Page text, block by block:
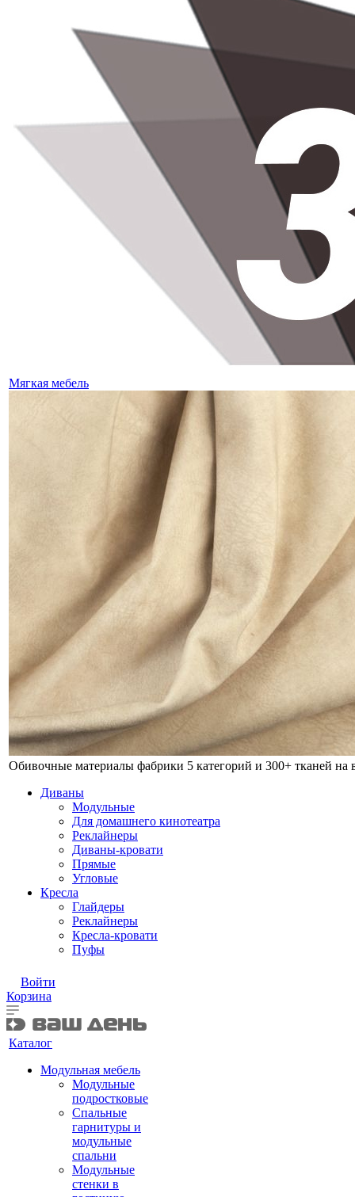
Мягкая мебель
Обивочные материалы фабрики 5 категорий и 300+ тканей на
Диваны
Модульные
Для домашнего кинотеатра
Реклайнеры
Диваны-кровати
Прямые
Угловые
Кресла
Глайдеры
Реклайнеры
Кресла-кровати
Пуфы
Войти
Корзина
Каталог
Модульная мебель
Модульные
подростковые
Спальные
гарнитуры и
модульные
спальни
Модульные
стенки в